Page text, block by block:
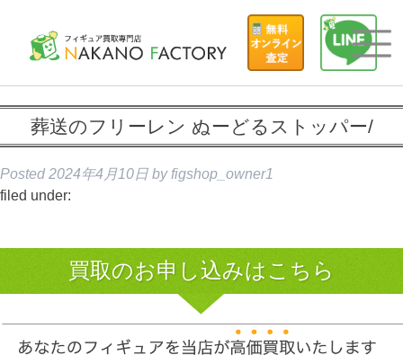
葬送のフリーレン ぬーどるストッパー/
Posted 2024年4月10日 by figshop_owner1
filed under:
買取のお申し込みはこちら